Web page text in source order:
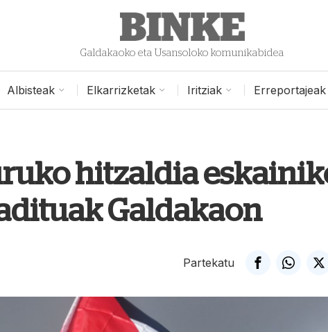
Galdakaoko eta Usansoloko komunikabidea
Albisteak Elkarrizketak Iritziak Erreportajeak
hitzaldia
Galdakaon
Partekatu